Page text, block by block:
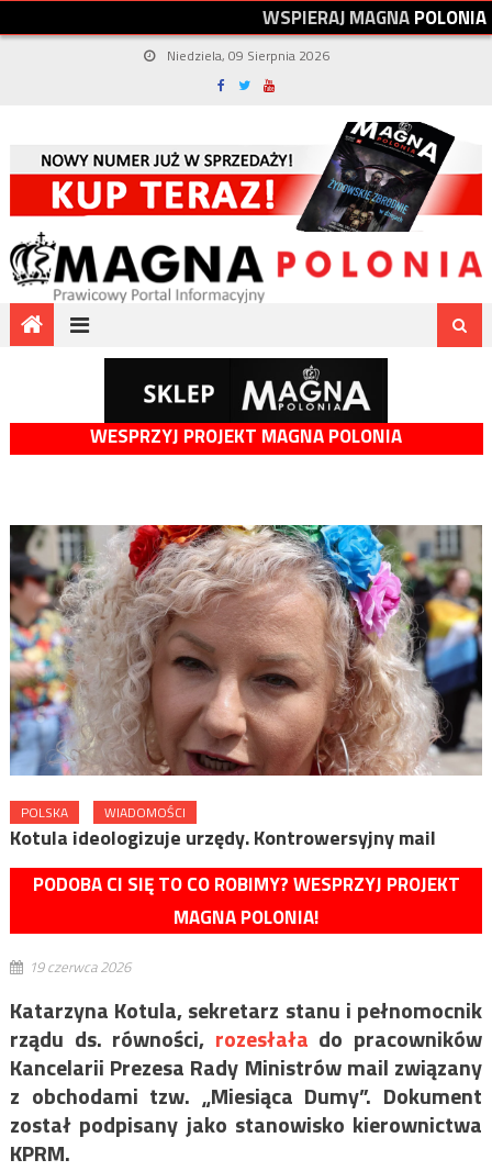
WSPIERAJMAGNAPOLONIA
Niedziela, 09 Sierpnia 2026
WESPRZYJ PROJEKT MAGNA POLONIA
POLSKA WIADOMOŚCI
Kotula ideologizuje urzędy. Kontrowersyjny mail
PODOBA CI SIĘ TO CO ROBIMY? WESPRZYJ PROJEKT
MAGNA POLONIA!
19 czerwca 2026
Katarzyna Kotula, sekretarz stanu i pełnomocnik
rządu ds. równości, rozesłała do pracowników
Kancelarii Prezesa Rady Ministrów mail związany
z obchodami tzw. „Miesiąca Dumy”. Dokument
został podpisany jako stanowisko kierownictwa
KPRM.